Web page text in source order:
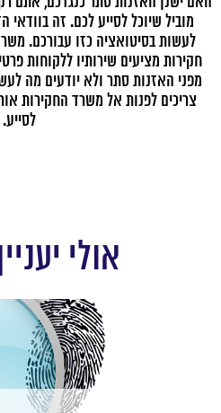
מוביל שיוכל לסייע לכם. זה בוודאי
לעשות בסיטואציה כזו עבורכם.
חקירותמציעים שירותיו ללקוחות
מפני האזנות סתר ולא יודעים מה
צריכים לפנות אל משרד החקירות
לסייע.
אולי